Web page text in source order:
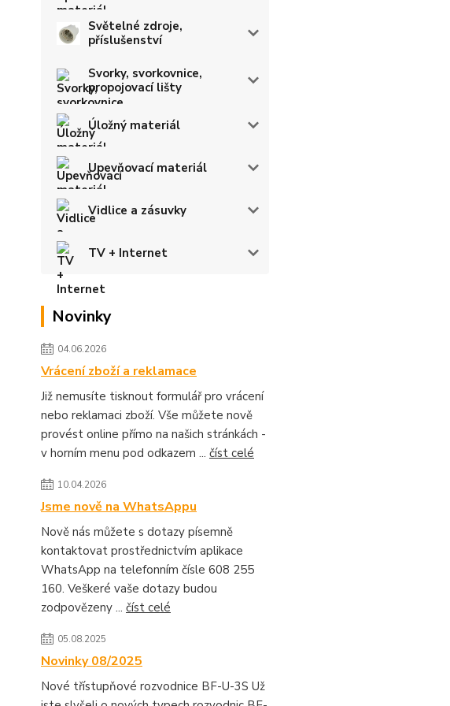
Světelné zdroje,
příslušenství
Svorky, svorkovnice,
propojovací lišty
Úložný materiál
Upevňovací materiál
Vidlice a zásuvky
TV + Internet
Novinky
04.06.2026
Vrácení zboží a reklamace
Již nemusíte tisknout formulář pro vrácení
nebo reklamaci zboží. Vše můžete nově
provést online přímo na našich stránkách -
v horním menu pod odkazem ... číst celé
10.04.2026
Jsme nově na WhatsAppu
Nově nás můžete s dotazy písemně
kontaktovat prostřednictvím aplikace
WhatsApp na telefonním čísle 608 255
160. Veškeré vaše dotazy budou
zodpovězeny ... číst celé
05.08.2025
Novinky 08/2025
Nové třístupňové rozvodnice BF-U-3S Už